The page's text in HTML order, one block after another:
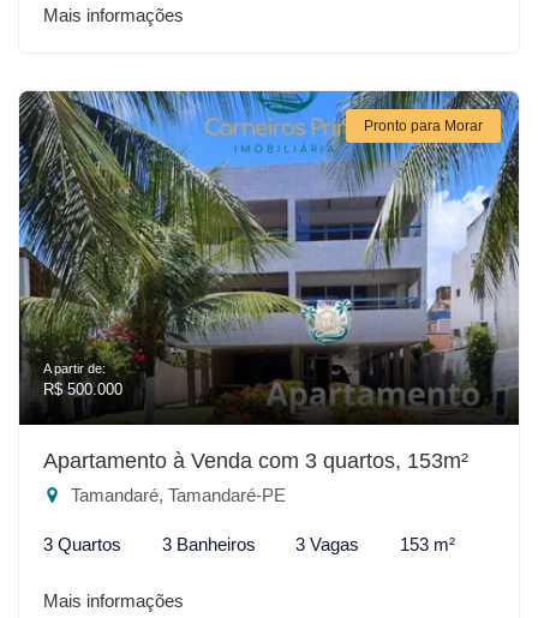
Mais informações
Pronto para Morar
A partir de:
R$ 500.000
Apartamento à Venda com 3 quartos, 153m²
Tamandaré, Tamandaré-PE
3 Quartos 3 Banheiros 3 Vagas 153 m²
Mais informações